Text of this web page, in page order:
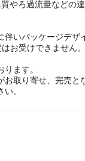
伴いパッケージデザ
お受けできません。
ります。
お取り寄せ、完売